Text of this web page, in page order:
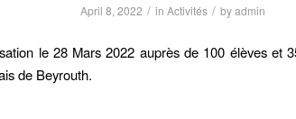
April 8, 2022 / in Activités / byadmin
le 28 Mars 2022 auprès de 100 élèves et
de Beyrouth.